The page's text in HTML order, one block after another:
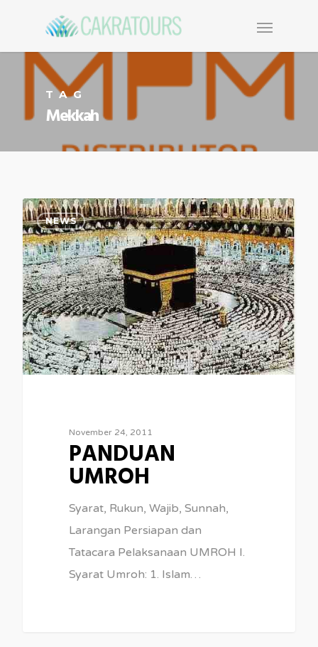
TAG
Mekkah
NEWS
November 24, 2011
PANDUAN
UMROH
Syarat, Rukun, Wajib, Sunnah,
Larangan Persiapan dan
Tatacara Pelaksanaan UMROH I.
Syarat Umroh: 1. Islam…